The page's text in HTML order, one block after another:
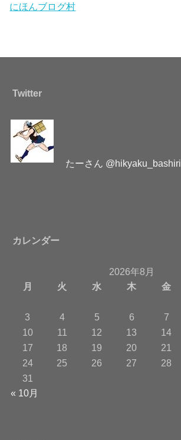
にほんブログ村
Twitter
たーさん @hikyaku_bashiri
カレンダー
2026年8月
月
火 水 木 金
3
4 5 6 7
10
11 12 13 14
17
18 19 20 21
24
25 26 27 28
31
« 10月